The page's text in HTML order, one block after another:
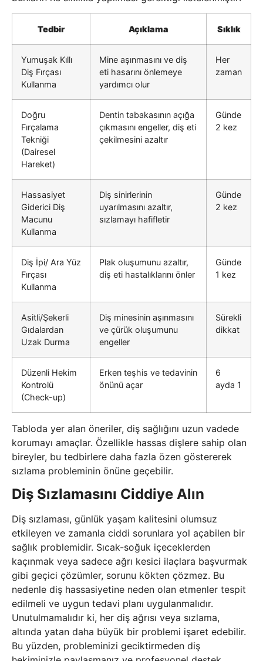
Tedbir Açıklama Sıklık
Yumuşak Kıllı
Diş Fırçası
Kullanma
Mine aşınmasını ve diş
eti hasarını önlemeye
yardımcı olur
Her
zaman
Doğru
Fırçalama
Tekniği
(Dairesel
Hareket)
Dentin tabakasının açığa
çıkmasını engeller, diş eti
çekilmesini azaltır
Günde
2 kez
Hassasiyet
Giderici Diş
Macunu
Kullanma
Diş sinirlerinin
uyarılmasını azaltır,
sızlamayı hafifletir
Günde
2 kez
Diş İpi/ Ara Yüz
Fırçası
Kullanma
Plak oluşumunu azaltır,
diş eti hastalıklarını önler
Günde
1 kez
Asitli/Şekerli
Gıdalardan
Uzak Durma
Diş minesinin aşınmasını
ve çürük oluşumunu
engeller
Sürekli
dikkat
Düzenli Hekim
Kontrolü
(Check-up)
Erken teşhis ve tedavinin
önünü açar
6
ayda 1
Tabloda yer alan öneriler, diş sağlığını uzun vadede
korumayı amaçlar. Özellikle hassas dişlere sahip olan
bireyler, bu tedbirlere daha fazla özen göstererek
sızlama probleminin önüne geçebilir.
Diş Sızlamasını Ciddiye Alın
Diş sızlaması, günlük yaşam kalitesini olumsuz
etkileyen ve zamanla ciddi sorunlara yol açabilen bir
sağlık problemidir. Sıcak-soğuk içeceklerden
kaçınmak veya sadece ağrı kesici ilaçlara başvurmak
gibi geçici çözümler, sorunu kökten çözmez. Bu
nedenle diş hassasiyetine neden olan etmenler tespit
edilmeli ve uygun tedavi planı uygulanmalıdır.
Unutulmamalıdır ki, her diş ağrısı veya sızlama,
altında yatan daha büyük bir problemi işaret edebilir.
Bu yüzden, probleminizi geciktirmeden diş